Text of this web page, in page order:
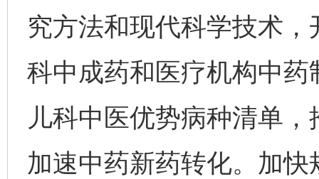
究方法和现代科学技术
科中成药和医疗机构中
儿科中医优势病种清单
加速中药新药转化。加